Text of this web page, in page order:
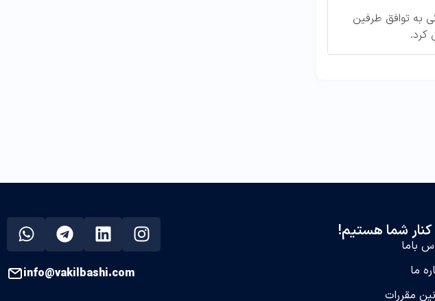
به توافق طرفین
کرد.
کنار شما هستیم!
باما
ما
مقررات
info@vakilbashi.com